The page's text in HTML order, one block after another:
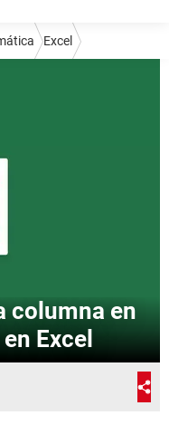
Excel
columna en
Excel